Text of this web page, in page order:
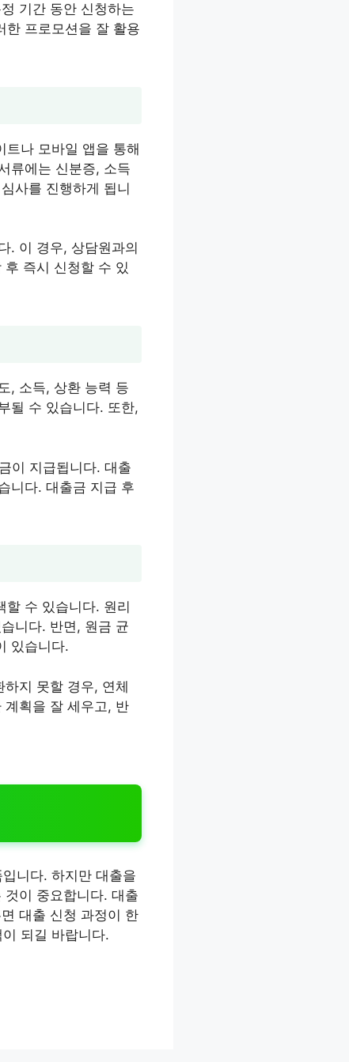
기간 동안 신청하는
한 프로모션을 잘 활용
트나 모바일 앱을 통해
류에는 신분증, 소득
사를 진행하게 됩니
. 이 경우, 상담원과의
즉시 신청할 수 있
, 소득, 상환 능력 등
될 수 있습니다. 또한,
이 지급됩니다. 대출
니다. 대출금 지급 후
할 수 있습니다. 원리
니다. 반면, 원금 균
있습니다.
지 못할 경우, 연체
계획을 잘 세우고, 반
니다. 하지만 대출을
이 중요합니다. 대출
대출 신청 과정이 한
되길 바랍니다.